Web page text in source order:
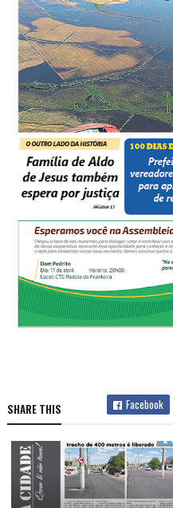
SHARE THIS Facebook